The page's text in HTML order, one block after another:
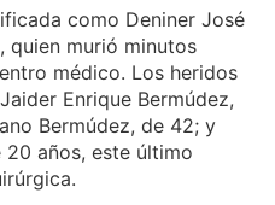
como Deniner José
quien murió minutos
médico. Los heridos
Enrique Bermúdez,
Bermúdez, de 42; y
20 años, este último